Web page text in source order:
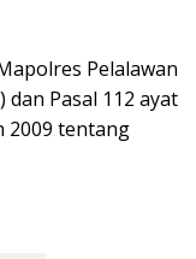
Pelalawan
dan Pasal 112 ayat
2009 tentang